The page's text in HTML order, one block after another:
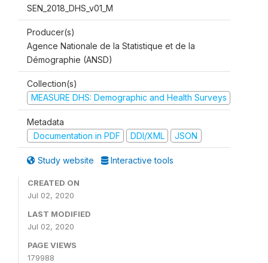
SEN_2018_DHS_v01_M
Producer(s)
Agence Nationale de la Statistique et de la
Démographie (ANSD)
Collection(s)
MEASURE DHS: Demographic and Health Surveys
Metadata
Documentation in PDF
DDI/XML JSON
Study website Interactive tools
CREATED ON
Jul 02, 2020
LAST MODIFIED
Jul 02, 2020
PAGE VIEWS
179988